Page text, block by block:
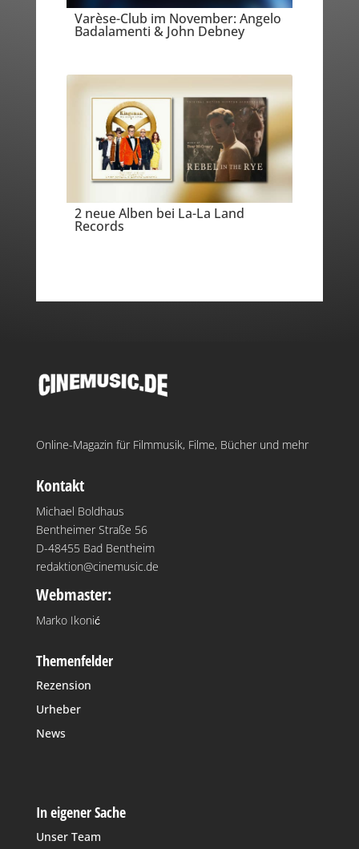
Varèse-Club im November: Angelo
Badalamenti & John Debney
2 neue Alben bei La-La Land
Records
Online-Magazin für Filmmusik, Filme, Bücher und mehr
Kontakt
Michael Boldhaus
Bentheimer Straße 56
D-48455 Bad Bentheim
redaktion@cinemusic.de
Webmaster:
Marko Ikonić
Themenfelder
Rezension
Urheber
News
In eigener Sache
Unser Team